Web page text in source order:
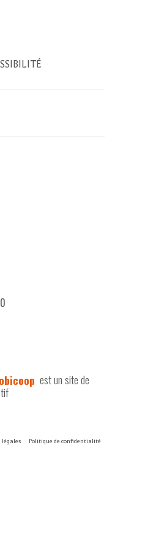
est un site de
Politique de confidentialité